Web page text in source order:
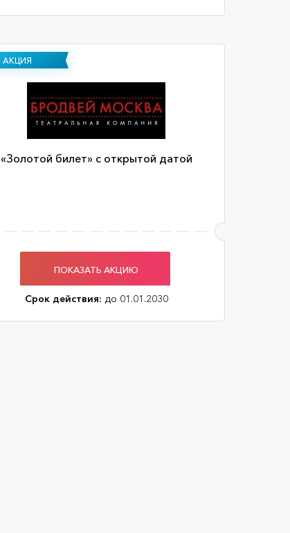
АКЦИЯ
«Золотой билет» с открытой датой
ПОКАЗАТЬ АКЦИЮ
Срок действия: до 01.01.2030